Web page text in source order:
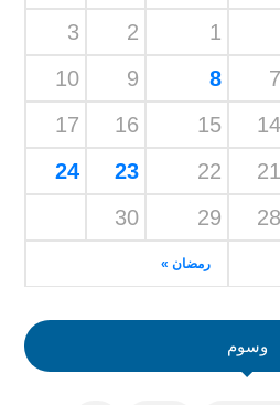
رمضان »
1
2
3
7
8
9
10
14
15
16
17
21
22
23
24
28
29
30
وسوم